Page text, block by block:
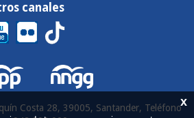
canales
Costa 28, 39005, Santander, Teléfonox